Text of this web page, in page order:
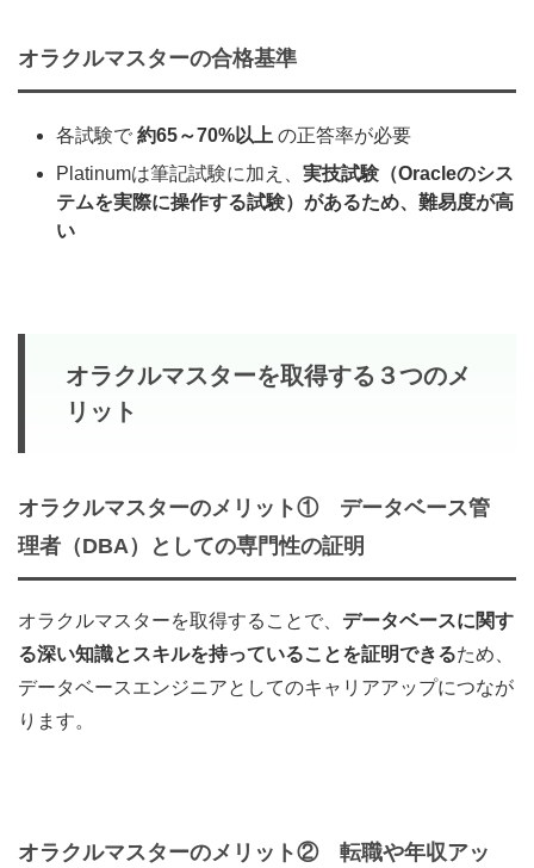
オラクルマスターの合格基準
各試験で 約65～70%以上 の正答率が必要
Platinumは筆記試験に加え、 実技試験（Oracleのシス
テムを実際に操作する試験）があるため、難易度が高
い
オラクルマスターを取得する３つのメ
リット
オラクルマスターのメリット①データベース管
理者（DBA）としての専門性の証明
オラクルマスターを取得することで、 データベースに関す
る深い知識とスキルを持っていることを証明できるため、
データベースエンジニアとしてのキャリアアップにつなが
ります。
オラクルマスターのメリット② 転職や年収アッ